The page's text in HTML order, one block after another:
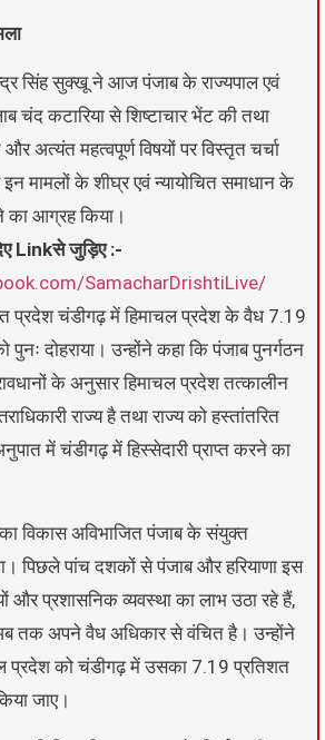
सिंह सुक्खू ने आज पंजाब के राज्यपाल एवं
चंद कटारिया से शिष्टाचार भेंट की तथा
अत्यंत महत्वपूर्ण विषयों पर विस्तृत चर्चा
मामलों के शीघ्र एवं न्यायोचित समाधान के
का आग्रह किया।
Linkसे जुड़िए :-
SamacharDrishtiLive/
प्रदेश चंडीगढ़ में हिमाचल प्रदेश के वैध 7.19
दोहराया। उन्होंने कहा कि पंजाब पुनर्गठन
के अनुसार हिमाचल प्रदेश तत्कालीन
राज्य है तथा राज्य को हस्तांतरित
में चंडीगढ़ में हिस्सेदारी प्राप्त करने का
विकास अविभाजित पंजाब के संयुक्त
पिछले पांच दशकों से पंजाब और हरियाणा इस
और प्रशासनिक व्यवस्था का लाभ उठा रहे हैं,
तक अपने वैध अधिकार से वंचित है। उन्होंने
प्रदेश को चंडीगढ़ में उसका 7.19 प्रतिशत
जाए।